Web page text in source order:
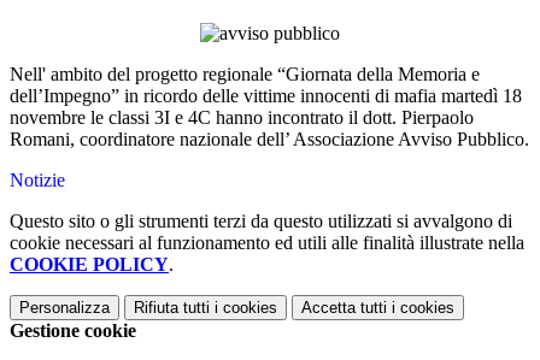
Nell' ambito del progetto regionale “Giornata della Memoria e
dell’Impegno” in ricordo delle vittime innocenti di mafia martedì 18
novembre le classi 3I e 4C hanno incontrato il dott. Pierpaolo
Romani, coordinatore nazionale dell’ Associazione Avviso Pubblico.
Notizie
Questo sito o gli strumenti terzi da questo utilizzati si avvalgono di
cookie necessari al funzionamento ed utili alle finalità illustrate nella
COOKIE POLICY.
Personalizza Rifiuta tutti i cookies Accetta tutti i cookies
Gestione cookie